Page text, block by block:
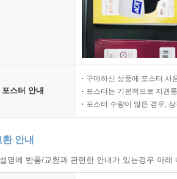
포스터 안내
구매하신 상품에 포스터 사
포스터는 기본적으로 지관
포스터 수량이 많은 경우,
안내
명에 반품/교환과 관련한 안내가 있는경우 아